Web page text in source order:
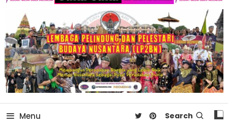
Menu Search